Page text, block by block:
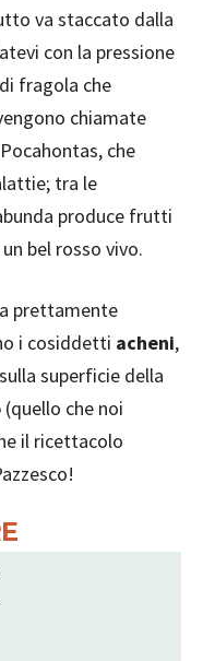
va staccato dalla
con la pressione
fragola che
chiamate
che
tra le
produce frutti
bel rosso vivo.
prettamente
i cosiddetti acheni,
superficie della
(quello che noi
il ricettacolo